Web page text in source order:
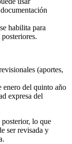
habilita para
(aportes,
enero del quinto año
expresa del
lo que
ser revisada y